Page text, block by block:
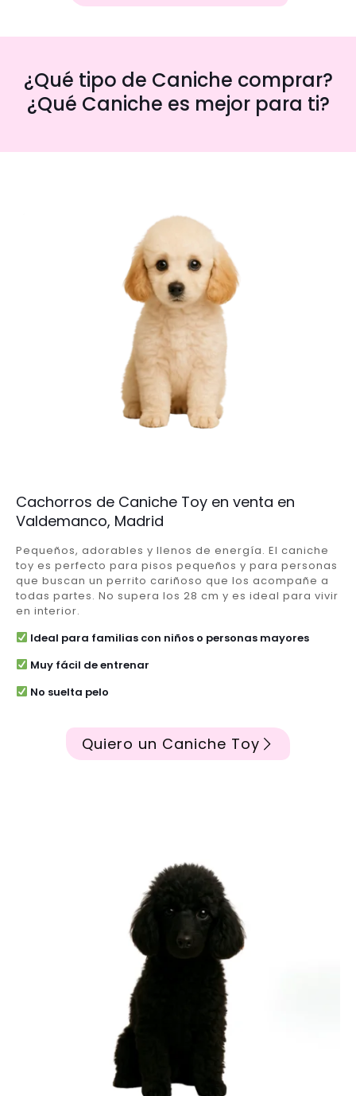
¿Qué tipo de Caniche comprar?
¿Qué Caniche es mejor para ti?
Cachorros de Caniche Toy en venta en
Valdemanco, Madrid
Pequeños, adorables y llenos de energía. El caniche
toy es perfecto para pisos pequeños y para personas
que buscan un perrito cariñoso que los acompañe a
todas partes. No supera los 28 cm y es ideal para vivir
en interior.
Ideal para familias con niños o personas mayores
Muy fácil de entrenar
No suelta pelo
Quiero un Caniche Toy